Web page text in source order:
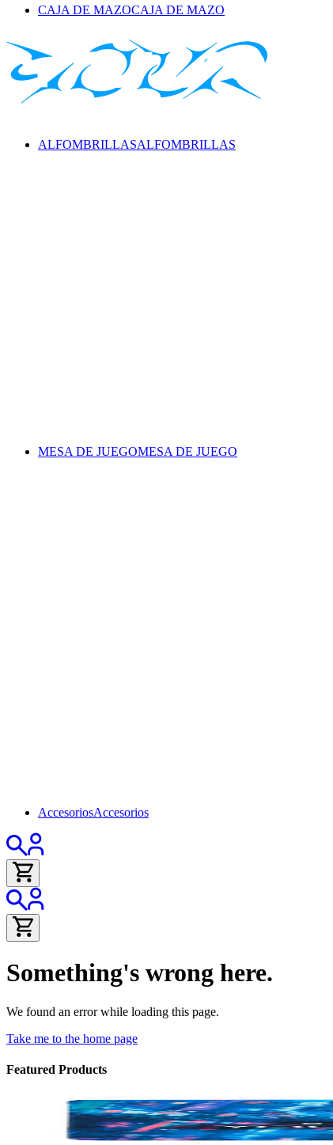
CAJA DE MAZOCAJA DE MAZO
ALFOMBRILLASALFOMBRILLAS
MESA DE JUEGOMESA DE JUEGO
AccesoriosAccesorios
Something's wrong here.
We found an error while loading this page.
Take me to the home page
Featured Products